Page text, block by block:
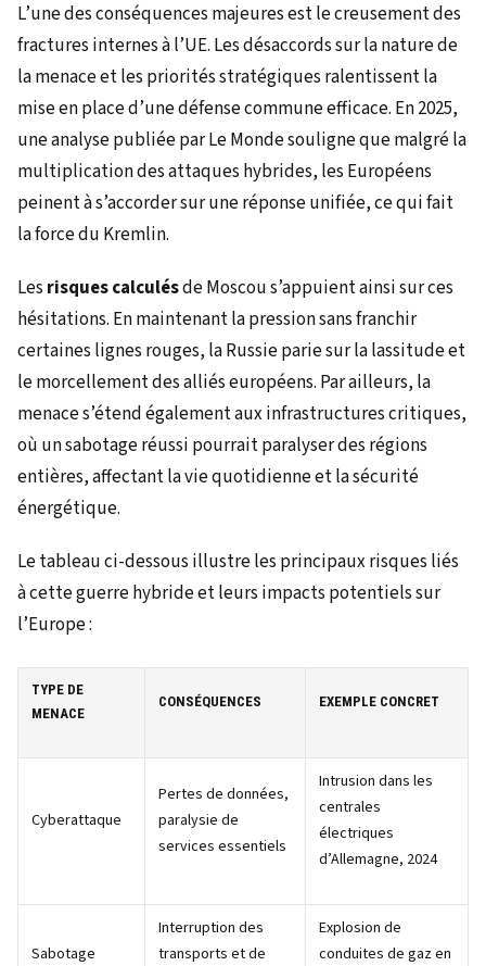
L’une des conséquences majeures est le creusement des
fractures internes à l’UE. Les désaccords sur la nature de
la menace et les priorités stratégiques ralentissent la
mise en place d’une défense commune efficace. En 2025,
une analyse publiée par Le Monde souligne que malgré la
multiplication des attaques hybrides, les Européens
peinent à s’accorder sur une réponse unifiée, ce qui fait
la force du Kremlin.
Les risques calculésde Moscou s’appuient ainsi sur ces
hésitations. En maintenant la pression sans franchir
certaines lignes rouges, la Russie parie sur la lassitude et
le morcellement des alliés européens. Par ailleurs, la
menace s’étend également aux infrastructures critiques,
où un sabotage réussi pourrait paralyser des régions
entières, affectant la vie quotidienne et la sécurité
énergétique.
Le tableau ci-dessous illustre les principaux risques liés
à cette guerre hybride et leurs impacts potentiels sur
l’Europe :
TYPE DE
MENACE
CONSÉQUENCES EXEMPLE CONCRET
Cyberattaque
Pertes de données,
paralysie de
services essentiels
Intrusion dans les
centrales
électriques
d’Allemagne, 2024
Sabotage
Interruption des
transports et de
Explosion de
conduites de gaz en